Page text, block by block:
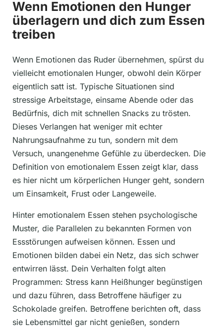
Wenn Emotionen den Hunger
überlagern und dich zum Essen
treiben
Wenn Emotionen das Ruder übernehmen, spürst du
vielleicht emotionalen Hunger, obwohl dein Körper
eigentlich satt ist. Typische Situationen sind
stressige Arbeitstage, einsame Abende oder das
Bedürfnis, dich mit schnellen Snacks zu trösten.
Dieses Verlangen hat weniger mit echter
Nahrungsaufnahme zu tun, sondern mit dem
Versuch, unangenehme Gefühle zu überdecken. Die
Definition von emotionalem Essen zeigt klar, dass
es hier nicht um körperlichen Hunger geht, sondern
um Einsamkeit, Frust oder Langeweile.
Hinter emotionalem Essen stehen psychologische
Muster, die Parallelen zu bekannten Formen von
Essstörungen aufweisen können. Essen und
Emotionen bilden dabei ein Netz, das sich schwer
entwirren lässt. Dein Verhalten folgt alten
Programmen: Stress kann Heißhunger begünstigen
und dazu führen, dass Betroffene häufiger zu
Schokolade greifen. Betroffene berichten oft, dass
sie Lebensmittel gar nicht genießen, sondern